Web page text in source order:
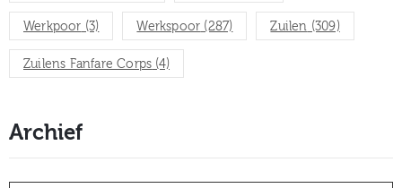
Werkpoor (3) Werkspoor (287) Zuilen (309)
Zuilens Fanfare Corps (4)
Archief